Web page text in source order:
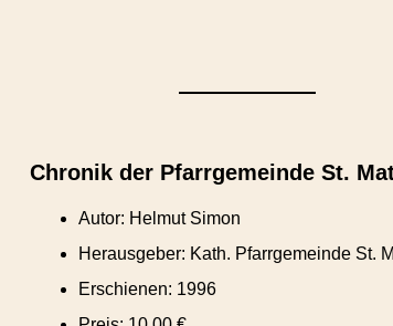
Chronik der Pfarrgemeinde St.
Autor: Helmut Simon
Herausgeber: Kath. Pfarrgemeinde St.
Erschienen: 1996